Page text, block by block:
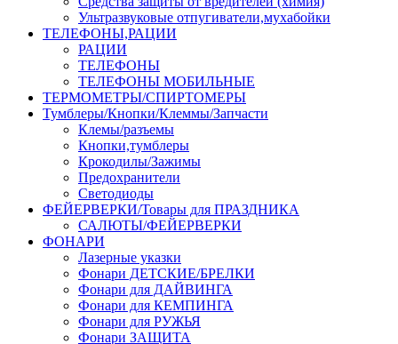
Ультразвуковые отпугиватели,мухабойки
ТЕЛЕФОНЫ,РАЦИИ
РАЦИИ
ТЕЛЕФОНЫ
ТЕЛЕФОНЫ МОБИЛЬНЫЕ
ТЕРМОМЕТРЫ/СПИРТОМЕРЫ
Тумблеры/Кнопки/Клеммы/Запчасти
Клемы/разъемы
Кнопки,тумблеры
Крокодилы/Зажимы
Предохранители
Светодиоды
ФЕЙЕРВЕРКИ/Товары для ПРАЗДНИКА
САЛЮТЫ/ФЕЙЕРВЕРКИ
ФОНАРИ
Лазерные указки
Фонари ДЕТСКИЕ/БРЕЛКИ
Фонари для ДАЙВИНГА
Фонари для КЕМПИНГА
Фонари для РУЖЬЯ
Фонари ЗАЩИТА